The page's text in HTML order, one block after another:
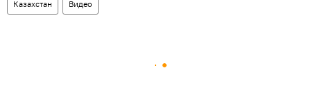
Казахстан Видео